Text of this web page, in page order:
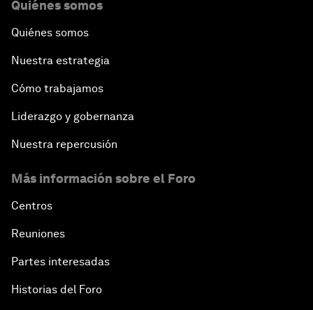
Quiénes somos
Quiénes somos
Nuestra estrategia
Cómo trabajamos
Liderazgo y gobernanza
Nuestra repercusión
Más información sobre el Foro
Centros
Reuniones
Partes interesadas
Historias del Foro